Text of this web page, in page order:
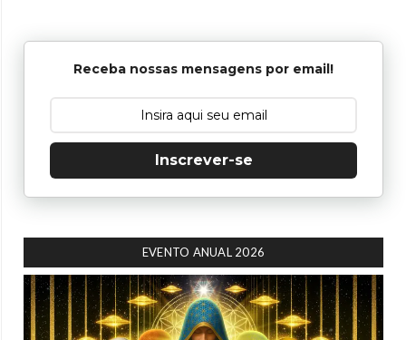
Receba nossas mensagens por email!
Inscrever-se
EVENTO ANUAL 2026